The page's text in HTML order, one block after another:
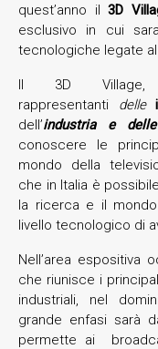
quest’anno il3D
esclusivo in cui
tecnologiche legate al
Il 3D Village,
rappresentanti delle
dell’industria e
conoscere le
mondo della
che in Italia è
la ricerca e il
livello tecnologico di
Nell’area espositiva
che riunisce i
industriali, nel
grande enfasi sarà
permette ai